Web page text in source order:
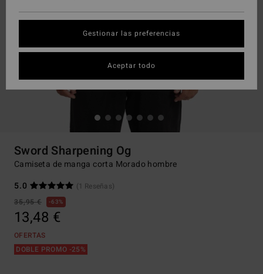
Sword Sharpening Og
Camiseta de manga corta Morado hombre
5.0
(1 Reseñas)
35,95 €
63%
13,48 €
OFERTAS
DOBLE PROMO -25%
Gestionar las preferencias
Aceptar todo